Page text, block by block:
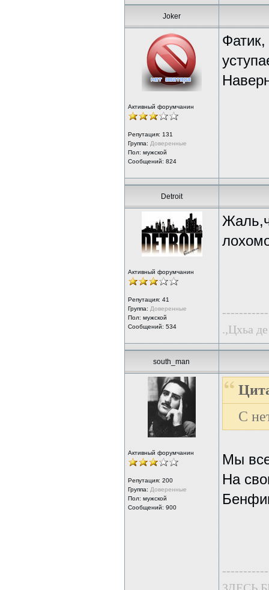
Joker
Активный форумчанин
Репутация: 131
Группа: Доверенные
Пол: мужской
Сообщений: 824
Detroit
Активный форумчанин
Репутация: 41
Группа: Доверенные
Пол: мужской
Сообщений: 534
.,Цхьа
south_man
Активный форумчанин
Репутация: 200
Группа: Доверенные
Пол: мужской
Сообщений: 900
С
Мы
На